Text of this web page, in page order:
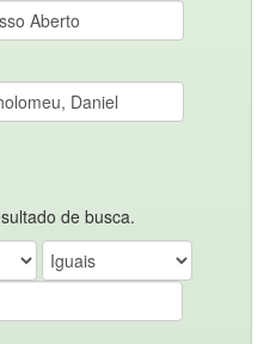
de busca.